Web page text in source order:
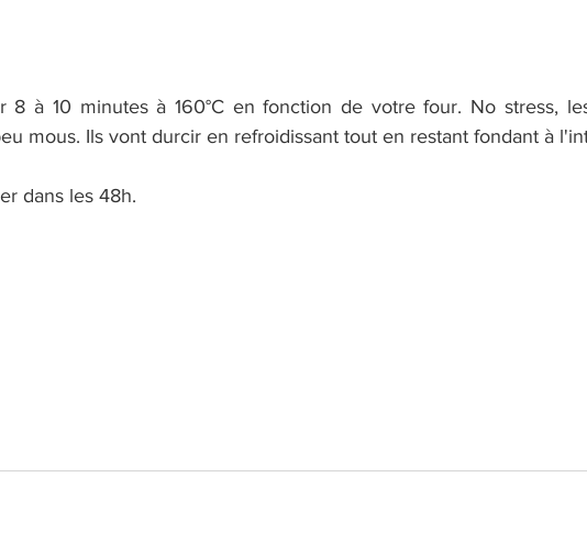
8 à 10 minutes à 160°C en fonction de votre four. No stress,
mous. Ils vont durcir en refroidissant tout en restant fondant à
dans les 48h.